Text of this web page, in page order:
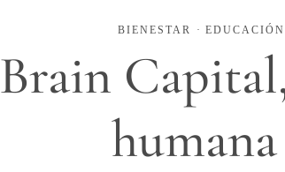
BIENESTAR · EDUCACIÓN
Brain